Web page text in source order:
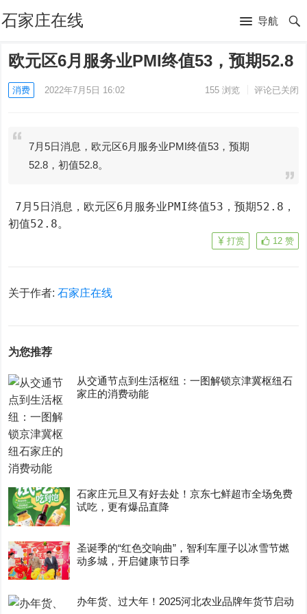
石家庄在线 导航
欧元区6月服务业PMI终值53，预期52.8
消费 2022年7月5日 16:02 155浏览 评论已关闭
7月5日消息，欧元区6月服务业PMI终值53，预期
52.8，初值52.8。
初值52.8。
12 赞
打赏
关于作者:石家庄在线
为您推荐
从交通节点到生活枢纽：一图解锁京津冀枢纽石
家庄的消费动能
石家庄元旦又有好去处！京东七鲜超市全场免费
试吃，更有爆品直降
圣诞季的“红色交响曲”，智利车厘子以冰雪节燃
动多城，开启健康节日季
办年货、过大年！2025河北农业品牌年货节启动